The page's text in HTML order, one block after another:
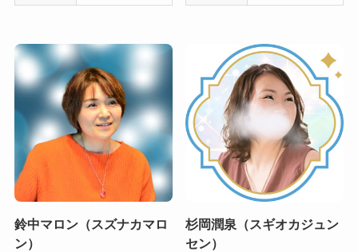
鈴中マロン（スズナカマロ
ン）
杉岡潤泉（スギオカジュン
セン）